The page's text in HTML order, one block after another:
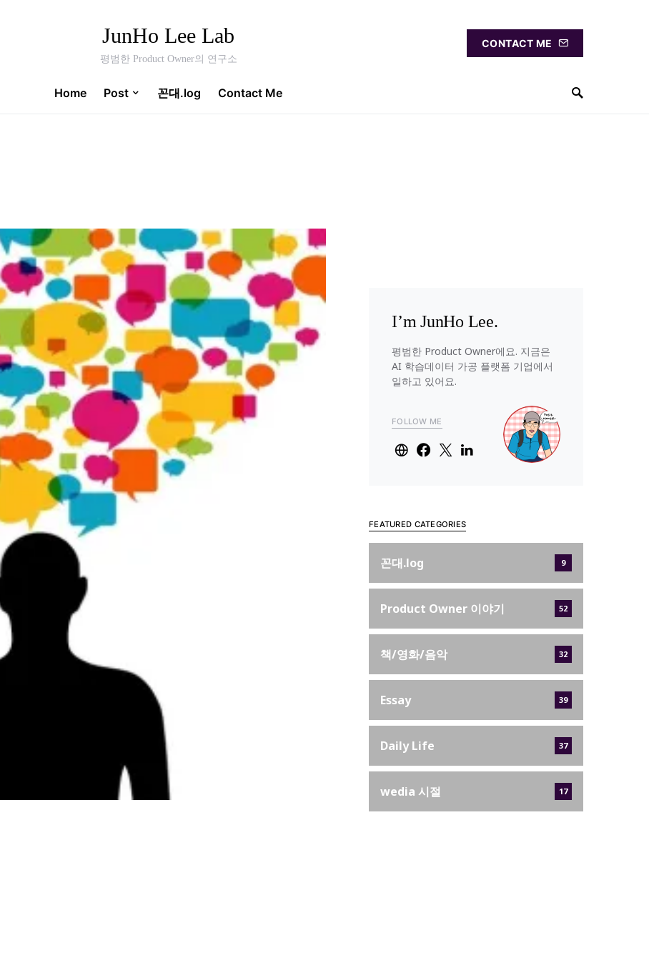
JunHo Lee Lab
평범한 Product Owner의 연구소
CONTACT ME
Home Post 꼰대.log Contact Me
I’m JunHo Lee.
평범한 Product Owner에요. 지금은
AI 학습데이터 가공 플랫폼 기업에서
일하고 있어요.
FOLLOW ME
FEATURED CATEGORIES
꼰대.log 9
Product Owner 이야기 52
책/영화/음악 32
Essay 39
Daily Life 37
wedia 시절 17